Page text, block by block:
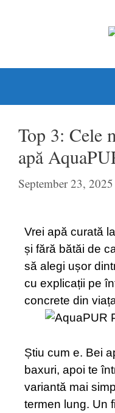
Top 3: Cele
apă
September 23, 2025
Vrei apă curată
și fără bătăi de
să alegi ușor
cu explicații pe
concrete din
Știu cum e. Bei
baxuri, apoi te
variantă mai
termen lung. Un